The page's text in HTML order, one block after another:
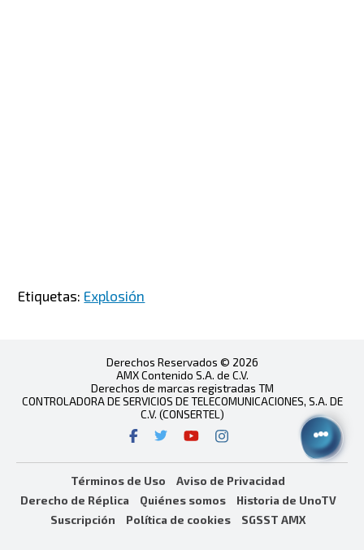
Etiquetas: Explosión
Derechos Reservados © 2026
AMX Contenido S.A. de C.V.
Derechos de marcas registradas TM
CONTROLADORA DE SERVICIOS DE TELECOMUNICACIONES, S.A. DE
C.V. (CONSERTEL)
Términos de Uso
Aviso de Privacidad
Derecho de Réplica
Quiénes somos
Historia de UnoTV
Suscripción
Política de cookies SGSST AMX